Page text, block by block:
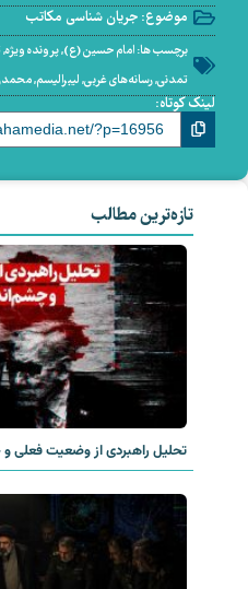
موضوع: جریان شناسی مکاتب
برچسب ها:امام حسین (ع),پرونده ویژه,
تمدنی,رسانه‌های غربی,لیبرالیسم,
لینک کوتاه:
تازه‌ترین مطالب
تحلیل راهبردی از وضعیت فعلی و